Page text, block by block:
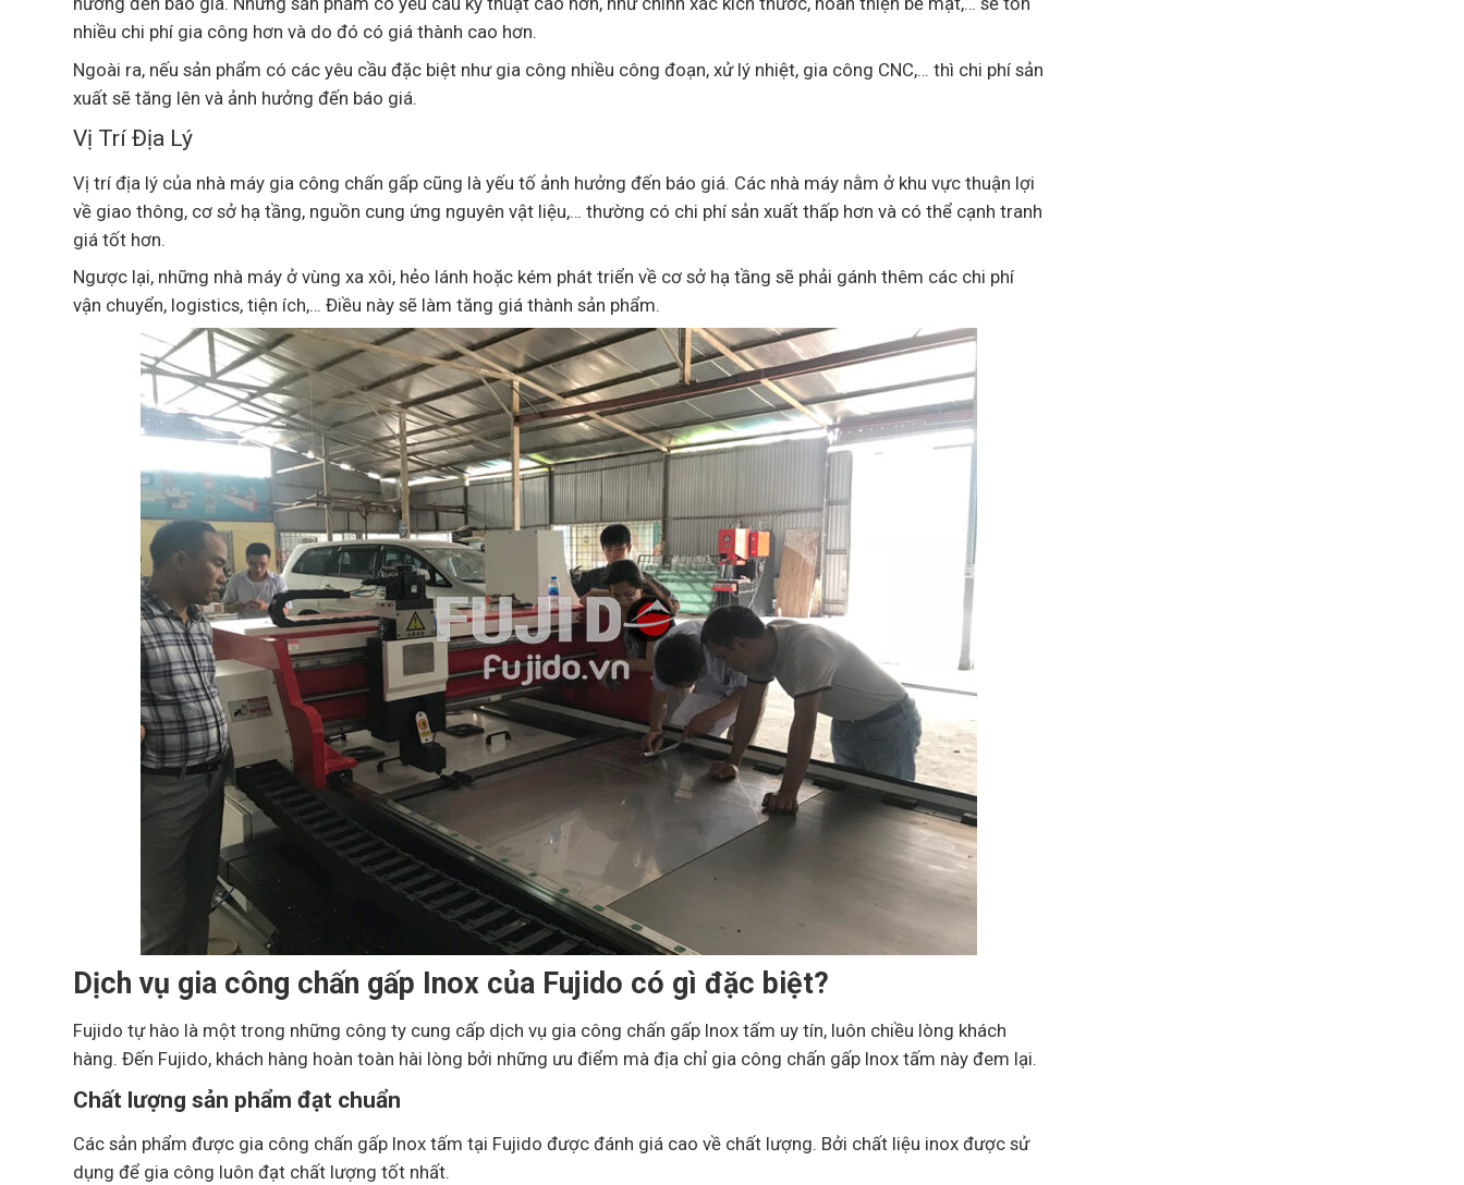
nhiều chi phí gia công hơn và do đó có giá thành cao hơn.
Ngoài ra, nếu sản phẩm có các yêu cầu đặc biệt như gia công nhiều công đoạn, xử lý nhiệt, gia công CNC,… thì chi phí sản
xuất sẽ tăng lên và ảnh hưởng đến báo giá.
Vị Trí Địa Lý
Vị trí địa lý của nhà máy gia công chấn gấp cũng là yếu tố ảnh hưởng đến báo giá. Các nhà máy nằm ở khu vực thuận lợi
về giao thông, cơ sở hạ tầng, nguồn cung ứng nguyên vật liệu,… thường có chi phí sản xuất thấp hơn và có thể cạnh tranh
giá tốt hơn.
Ngược lại, những nhà máy ở vùng xa xôi, hẻo lánh hoặc kém phát triển về cơ sở hạ tầng sẽ phải gánh thêm các chi phí
vận chuyển, logistics, tiện ích,… Điều này sẽ làm tăng giá thành sản phẩm.
Dịch vụ gia công chấn gấp Inox của Fujido có gì đặc biệt?
Fujido tự hào là một trong những công ty cung cấp dịch vụ gia công chấn gấp Inox tấm uy tín, luôn chiều lòng khách
hàng. Đến Fujido, khách hàng hoàn toàn hài lòng bởi những ưu điểm mà địa chỉ gia công chấn gấp Inox tấm này đem lại.
Chất lượng sản phẩm đạt chuẩn
Các sản phẩm được gia công chấn gấp Inox tấm tại Fujido được đánh giá cao về chất lượng. Bởi chất liệu inox được sử
dụng để gia công luôn đạt chất lượng tốt nhất.